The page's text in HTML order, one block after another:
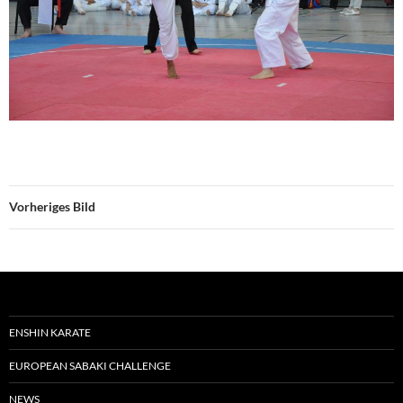
Vorheriges Bild
ENSHIN KARATE
EUROPEAN SABAKI CHALLENGE
NEWS